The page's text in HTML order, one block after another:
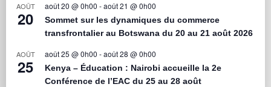
AOÛT
20
août 20 @ 0h00 -août 21 @ 0h00
Sommet sur les dynamiques du commerce
transfrontalier au Botswana du 20 au 21 août 2026
AOÛT
25
août 25 @ 0h00 -août 28 @ 0h00
Kenya – Éducation : Nairobi accueille la 2e
Conférence de l’EAC du 25 au 28 août